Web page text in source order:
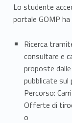
Lo studente
portale GOMP
Ricerca
consultare e
proposte
pubblicate sul
Percorso:
Offerte di
o